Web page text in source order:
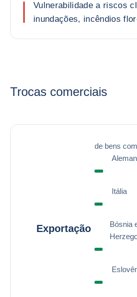
Vulnerabilidade a riscos
inundações, incêndios
Trocas comerciais
Exportação
de bens
Itália
Bósnia